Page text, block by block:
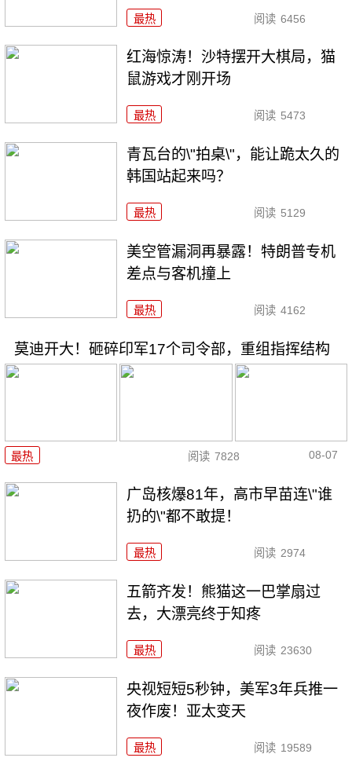
最热 阅读 6456
红海惊涛！沙特摆开大棋局，猫
鼠游戏才刚开场
最热 阅读 5473
青瓦台的\"拍桌\"，能让跪太久的
韩国站起来吗？
最热 阅读 5129
美空管漏洞再暴露！特朗普专机
差点与客机撞上
最热 阅读 4162
莫迪开大！砸碎印军17个司令部，重组指挥结构
最热 阅读 7828 08-07
广岛核爆81年，高市早苗连\"谁
扔的\"都不敢提！
最热 阅读 2974
五箭齐发！熊猫这一巴掌扇过
去，大漂亮终于知疼
最热 阅读 23630
央视短短5秒钟，美军3年兵推一
夜作废！亚太变天
最热 阅读 19589